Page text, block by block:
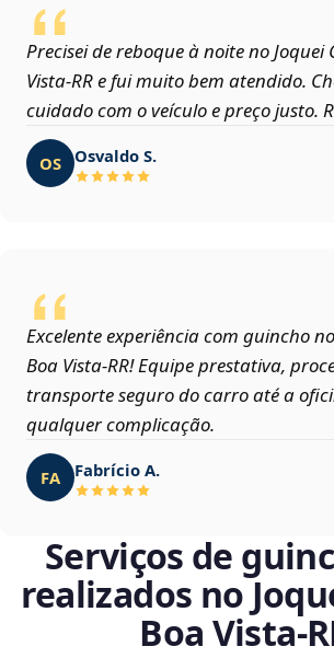
Precisei de reboque à noite no Joquei
Vista‑RR e fui muito bem atendido.
cuidado com o veículo e preço justo.
OS Osvaldo S.
Excelente experiência com guincho
Boa Vista‑RR! Equipe prestativa,
transporte seguro do carro até a
qualquer complicação.
FA Fabrício A.
Serviços de
realizados no
Boa